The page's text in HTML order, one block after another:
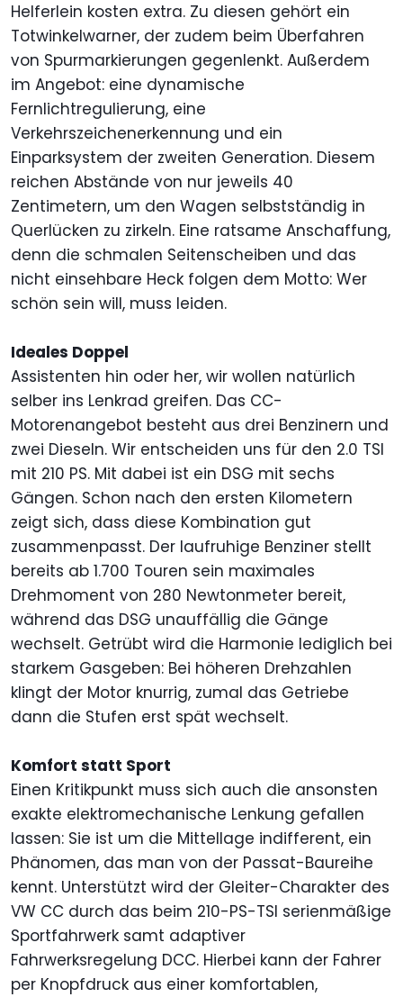
Helferlein kosten extra. Zu diesen gehört ein
Totwinkelwarner, der zudem beim Überfahren
von Spurmarkierungen gegenlenkt. Außerdem
im Angebot: eine dynamische
Fernlichtregulierung, eine
Verkehrszeichenerkennung und ein
Einparksystem der zweiten Generation. Diesem
reichen Abstände von nur jeweils 40
Zentimetern, um den Wagen selbstständig in
Querlücken zu zirkeln. Eine ratsame Anschaffung,
denn die schmalen Seitenscheiben und das
nicht einsehbare Heck folgen dem Motto: Wer
schön sein will, muss leiden.
Ideales Doppel
Assistenten hin oder her, wir wollen natürlich
selber ins Lenkrad greifen. Das CC-
Motorenangebot besteht aus drei Benzinern und
zwei Dieseln. Wir entscheiden uns für den 2.0 TSI
mit 210 PS. Mit dabei ist ein DSG mit sechs
Gängen. Schon nach den ersten Kilometern
zeigt sich, dass diese Kombination gut
zusammenpasst. Der laufruhige Benziner stellt
bereits ab 1.700 Touren sein maximales
Drehmoment von 280 Newtonmeter bereit,
während das DSG unauffällig die Gänge
wechselt. Getrübt wird die Harmonie lediglich bei
starkem Gasgeben: Bei höheren Drehzahlen
klingt der Motor knurrig, zumal das Getriebe
dann die Stufen erst spät wechselt.
Komfort statt Sport
Einen Kritikpunkt muss sich auch die ansonsten
exakte elektromechanische Lenkung gefallen
lassen: Sie ist um die Mittellage indifferent, ein
Phänomen, das man von der Passat-Baureihe
kennt. Unterstützt wird der Gleiter-Charakter des
VW CC durch das beim 210-PS-TSI serienmäßige
Sportfahrwerk samt adaptiver
Fahrwerksregelung DCC. Hierbei kann der Fahrer
per Knopfdruck aus einer komfortablen,